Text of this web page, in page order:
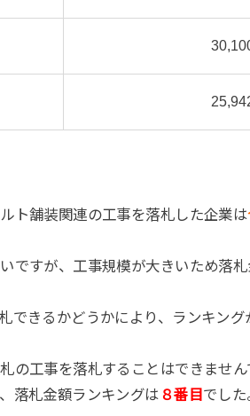
ト舗装関連の工事を落札した企業は
ですが、工事規模が大きいため落札
できるかどうかにより、ランキング
の工事を落札することはできませ
落札金額ランキングは ８番目 でした